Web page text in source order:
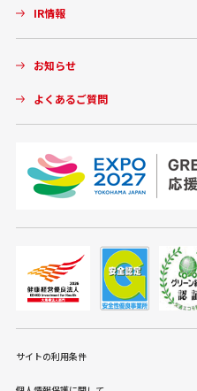
IR情報
お知らせ
よくあるご質問
サイトの利用条件